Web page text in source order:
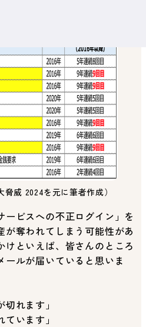
脅威 2024を元に筆者作成）
ービスへの不正ログイン」を
が奪われてしまう可能性があ
けといえば、皆さんのところ
ールが届いていると思いま
れます」
います」